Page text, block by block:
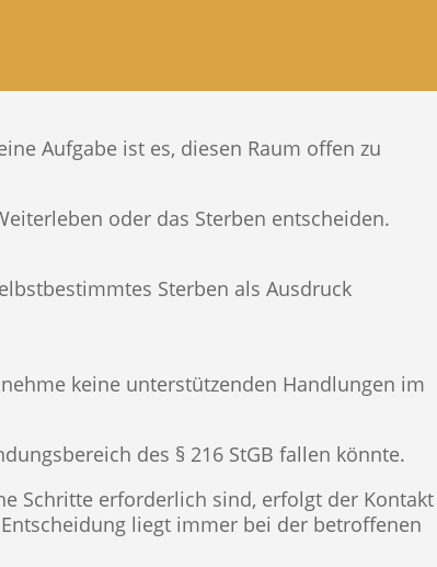
Aufgabe ist es, diesen Raum offen zu
oder das Sterben entscheiden.
Sterben als Ausdruck
keine unterstützenden Handlungen im
des § 216 StGB fallen könnte.
Schritte erforderlich sind, erfolgt der Kontakt
liegt immer bei der betroffenen